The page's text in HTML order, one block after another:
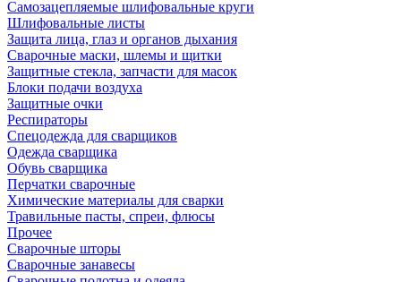
Самозацепляемые шлифовальные круги
Шлифовальные листы
Защита лица, глаз и органов дыхания
Сварочные маски, шлемы и щитки
Защитные стекла, запчасти для масок
Блоки подачи воздуха
Защитные очки
Респираторы
Спецодежда для сварщиков
Одежда сварщика
Обувь сварщика
Перчатки сварочные
Химические материалы для сварки
Травильные пасты, спреи, флюсы
Прочее
Сварочные шторы
Сварочные занавесы